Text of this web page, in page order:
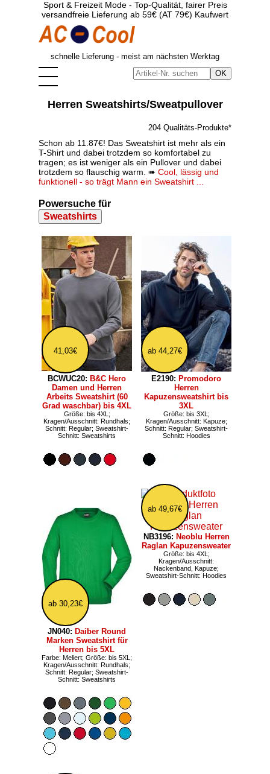
Sport & Freizeit Mode - Top-Qualität, fairer Preis
versandfreie Lieferung ab 59€ (AT 79€) Kaufwert
schnelle Lieferung - meist am nächsten Werktag
Herren Sweatshirts/Sweatpullover
204 Qualitäts-Produkte*
Schon ab 11.87€! Das Sweatshirt ist mehr als ein
T-Shirt und dabei trotzdem so komfortabel zu
tragen; es ist weniger als ein Pullover und dabei
trotzdem so flauschig warm. ➠ Cool, lässig und
funktionell - so trägt Mann ein Sweatshirt ...
Powersuche für
Sweatshirts
41,03€
BCWUC20: B&C Hero
Damen und Herren
Arbeits Sweatshirt (60
Grad waschbar) bis 4XL
Größe: bis 4XL;
Kragen/Ausschnitt: Rundhals;
Schnitt: Regular; Sweatshirt-
Schnitt: Sweatshirts
ab 44,27€
E2190: Promodoro
Herren
Kapuzensweatshirt bis
3XL
Größe: bis 3XL;
Kragen/Ausschnitt: Kapuze;
Schnitt: Regular; Sweatshirt-
Schnitt: Hoodies
ab 30,23€
JN040: Daiber Round
Marken Sweatshirt für
Herren bis 5XL
Farbe: Meliert; Größe: bis 5XL;
Kragen/Ausschnitt: Rundhals;
Schnitt: Regular; Sweatshirt-
Schnitt: Sweatshirts
ab 49,67€
NB3196: Neoblu Herren
Raglan Kapuzensweater
Größe: bis 4XL;
Kragen/Ausschnitt:
Nackenband, Kapuze;
Sweatshirt-Schnitt: Hoodies